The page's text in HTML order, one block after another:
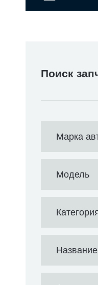
Поиск
Марка
Модель